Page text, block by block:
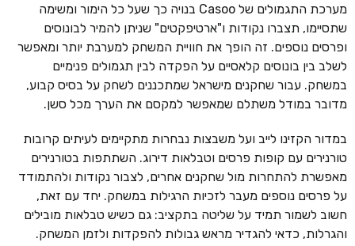
מערכת התגמולים של Casoo בנויה כך שעל כל הימור ומשימה
שתסיימו, תצברו נקודות ו"ארטיפקטים" שניתן להמיר לבונוסים
ופרסים נוספים. זה הופך את חוויית המשחק למערבת יותר ומאפשר
לשלב בין בונוסים קלאסיים על הפקדה לבין תגמולים פנימיים
במשחק. עבור שחקנים מישראל שמתכננים לשחק על בסיס קבוע,
מדובר במודל משתלם שמאפשר למקסם את הערך מכל סשן.
במדור הקזינו לייב ועל משבצות נבחרות מתקיימים לעיתים קרובות
טורנירים עם קופות פרסים וטבלאות דירוג. השתתפות בטורנירים
מאפשרת להתחרות מול שחקנים אחרים, לצבור נקודות ולהתמודד
על פרסים נוספים מעבר לזכיות הרגילות במשחק. יחד עם זאת,
חשוב לשמור תמיד על שליטה בתקציב: גם כשיש טבלאות מובילים
והגרלות, כדאי להגדיר מראש גבולות להפקדות ולזמן המשחק.